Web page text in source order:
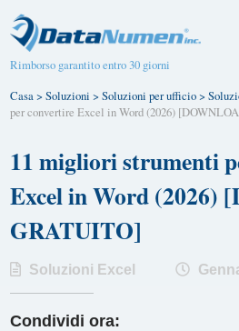
Rimborso garantito entro 30 giorni
Casa>Soluzioni >Soluzioni per ufficio>
per convertire Excel in Word (2026)
11 migliori strumenti
Excel in Word (2026)
GRATUITO]
Soluzioni Excel
Condividi ora: